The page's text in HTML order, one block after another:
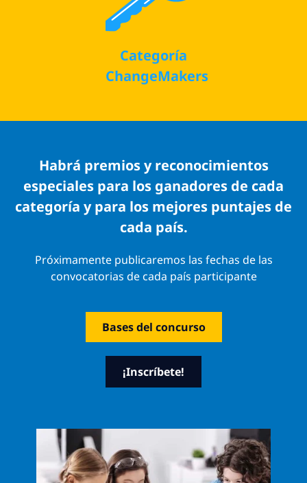
Categoría
ChangeMakers
Habrá premios y reconocimientos
especiales para los ganadores de cada
categoría y para los mejores puntajes de
cada país.
Próximamente publicaremos las fechas de las
convocatorias de cada país participante
Bases del concurso
¡Inscríbete!